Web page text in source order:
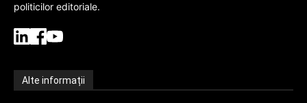
politicilor editoriale.
Alte informații